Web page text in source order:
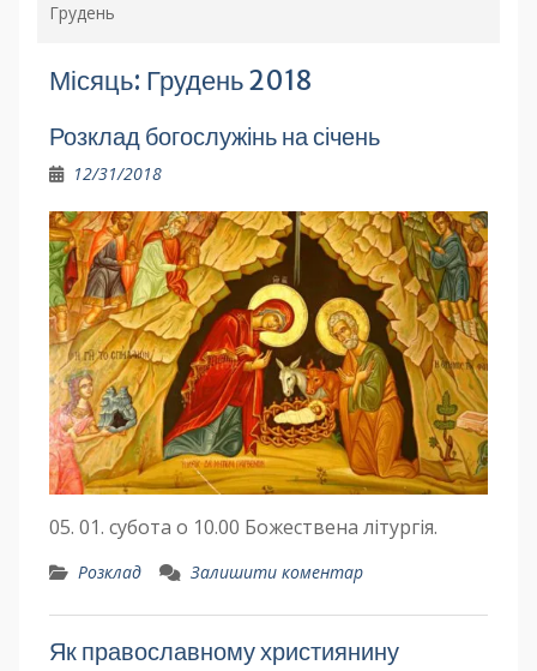
Грудень
Місяць: Грудень 2018
Розклад богослужінь на січень
12/31/2018
05. 01. субота о 10.00 Божествена літургія.
Розклад Залишити коментар
Як православному християнину